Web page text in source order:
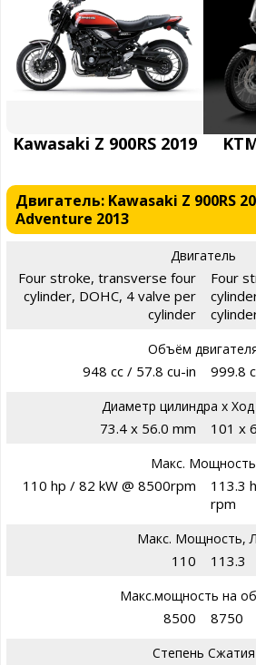
Kawasaki Z 900RS 2019
Двигатель: Kawasaki Z 900RS
Adventure 2013
Двигатель
Four stroke, transverse four
cylinder, DOHC, 4 valve per
cylinder
Four
Объём
948 cc / 57.8 cu-in 999.8
Диаметр цилиндра х
73.4 x 56.0 mm 101 x
Макс. Мощность
110 hp / 82 kW @ 8500rpm
113.3
rpm
Макс. Мощность,
110 113.3
Макс.мощность на
8500 8750
Степень Сжатия